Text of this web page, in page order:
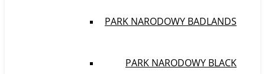
PARK NARODOWY BADLANDS
PARK NARODOWY BLACK